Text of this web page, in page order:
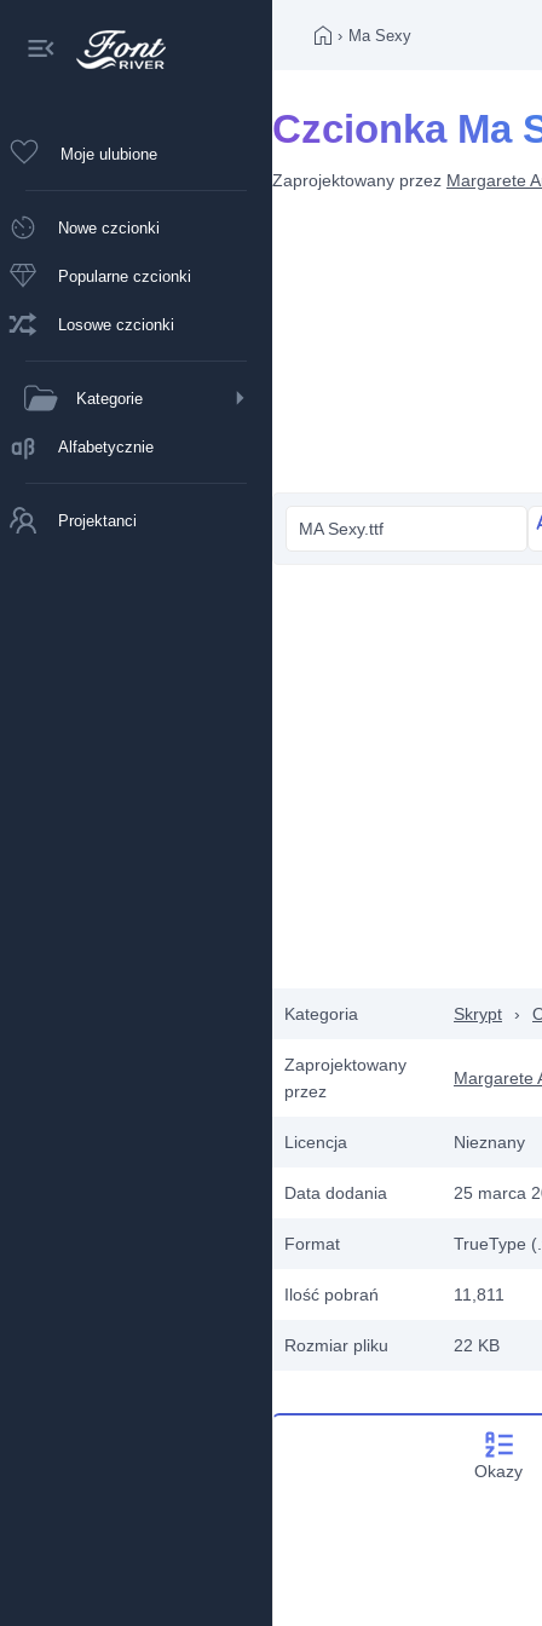
Moje ulubione
Nowe czcionki
Popularne czcionki
Losowe czcionki
Kategorie
Alfabetycznie
Projektanci
› Ma Sexy
Czcionka Ma
Zaprojektowany przez Margarete
MA Sexy.ttf
Kategoria Skrypt ›
Zaprojektowany
przez
Margarete
Licencja Nieznany
Data dodania 25 marca
Format TrueType
Ilość pobrań 11,811
Rozmiar pliku 22 KB
Okazy